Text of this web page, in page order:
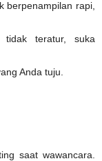
berpenampilan rapi,
teratur, suka
Anda tuju.
saat wawancara.